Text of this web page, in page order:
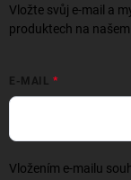
Vložte svůj e-mail a
produktech na
E-MAIL
Vložením e-mailu